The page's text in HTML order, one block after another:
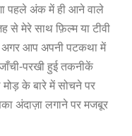
पहले अंक में ही आने वाले
से मेरे साथ फ़िल्म या टीवी
अगर आप अपनी पटकथा में
परखी हुई तकनीकें
के बारे में सोचने पर
अंदाज़ा लगाने पर मजबूर